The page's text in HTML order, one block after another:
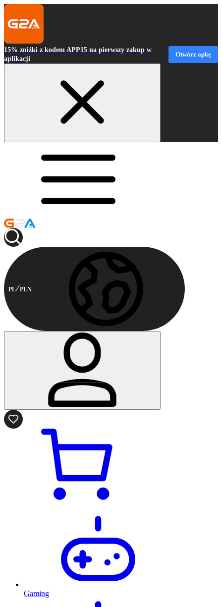
15% zniżki z kodem APP15 na pierwszy zakup w
aplikacji
Otwórz apkę
PL PLN
Gaming